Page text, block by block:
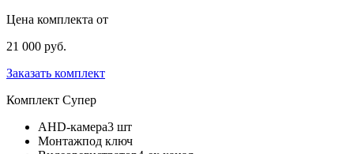
Цена комплекта от
21 000 руб.
Заказать комплект
Комплект Супер
AHD-камера3 шт
Монтажпод ключ